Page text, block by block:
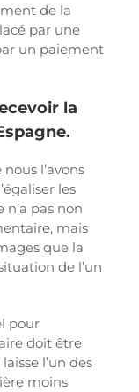
de la
par une
un paiement
la
l’avons
les
pas non
mais
que la
de l’un
pour
doit être
l’un des
moins